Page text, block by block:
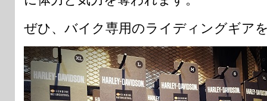
ぜひ、バイク専用のライディングギア